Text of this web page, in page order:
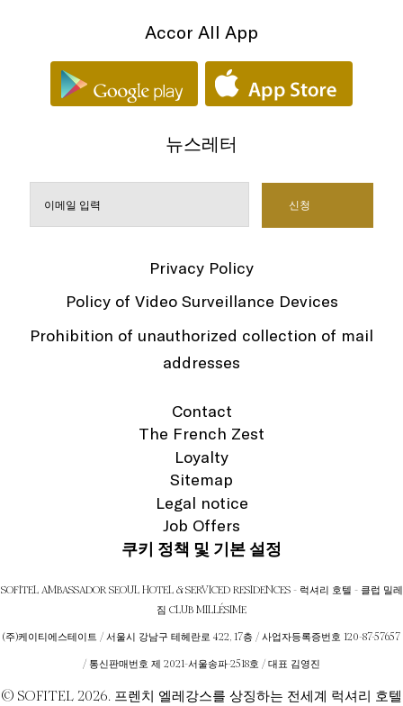
Accor All App
뉴스레터
Privacy Policy
Policy of Video Surveillance Devices
Prohibition of unauthorized collection of mail
addresses
Contact
The French Zest
Loyalty
Sitemap
Legal notice
Job Offers
쿠키 정책 및 기본 설정
SOFITEL AMBASSADOR SEOUL HOTEL & SERVICED RESIDENCES - 럭셔리 호텔 - 클럽 밀레
짐 CLUB MILLÉSIME
(주)케이티에스테이트 / 서울시 강남구 테헤란로 422, 17층 / 사업자등록증번호 120-87-57657
/ 통신판매번호 제 2021-서울송파-2518호 / 대표 김영진
© SOFITEL 2026. 프렌치 엘레강스를 상징하는 전세계 럭셔리 호텔